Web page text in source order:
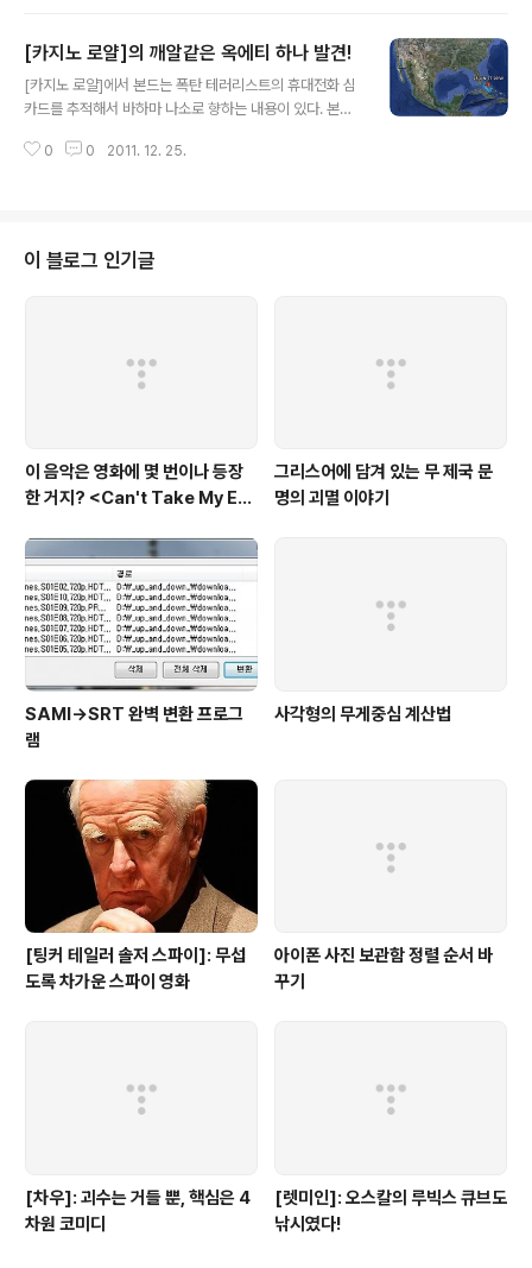
정되는) 장면은 바로 아래의 장면이다. 이 장면에서 생각나
는 단상들은 대략 아래와 같았다… 1. 위 장면은 [살인면허]
의 프리 타이틀 액션(프롤로그)에 등장했음. [닭나라]도 프
이 좀 어색했는데, [닭나라]에선 부숴버림 3. [살인면허]에
[카지노 로얄]의 깨알같은 옥에티 하나 발견!
[카지노 로얄]에서 본드는 폭탄 테러리스트의 휴대전화 심
카드를 추적해서 바하마 나소로 향하는 내용이 있다. 본드
게 발신된 위치를 추적한 뒤… 다시, 나소에 있는 오션 클럽
래서 구글 어스로 찍어봤다. 확인해보니 해당 위치는 망망
대해… 진짜 나소의 위치는 플로리다 동남쪽이며 위치는 대
0 0 2011. 12. 25.
이 블로그 인기글
이 음악은 영화에 몇 번이나 등장
한 거지? <Can't Take My Eye
그리스어에 담겨 있는 무 제국 문
명의 괴멸 이야기
SAMI→SRT 완벽 변환 프로그
램
사각형의 무게중심 계산법
[팅커 테일러 솔저 스파이]: 무섭
도록 차가운 스파이 영화
아이폰 사진 보관함 정렬 순서 바
꾸기
[차우]: 괴수는 거들 뿐, 핵심은 4
차원 코미디
[렛미인]: 오스칼의 루빅스 큐브도
낚시였다!